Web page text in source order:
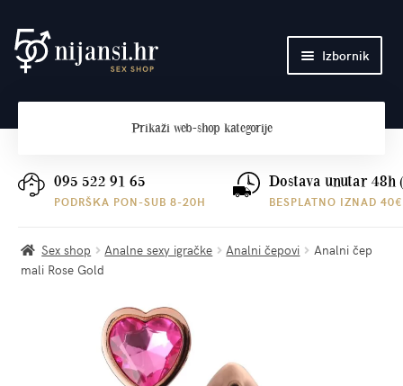
Preskoči
na
Skoči
do
Izbornik
Plaćanje i dostava
Prikaži web-shop kategorije
095 522 91 65
PODRŠKA PON-SUB 8-20H
Dostava unutar 48h
BESPLATNO IZNAD 40€
Sex shop Analne sexy igračke Analni čepovi
Analni čep
mali Rose Gold